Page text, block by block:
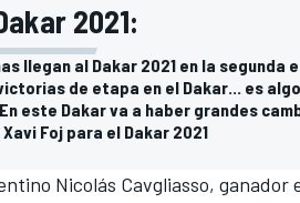
2021:
llegan al Dakar 2021 en la segunda
de etapa en el Dakar... es
este Dakar va a haber grandes
Foj para el Dakar 2021
Nicolás Cavgliasso,